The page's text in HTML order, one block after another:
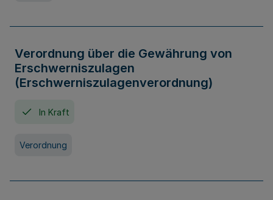
Verordnung über die Gewährung von
Erschwerniszulagen
(Erschwerniszulagenverordnung)
In Kraft
Verordnung